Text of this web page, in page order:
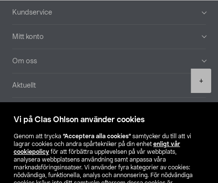
Vi på Clas Ohlson använder cookies
Genom att trycka ”Acceptera alla cookies” samtycker du till att vi
lagrar cookies och andra spårtekniker på din enhet enligt vår
cookiepolicy för att förbättra upplevelsen på vår webbplats,
analysera webbplatsens användning samt anpassa våra
marknadsföringsinsatser. Vi använder fyra kategorier av cookies:
nödvändiga, funktionella, analys och annonsering. För nödvändiga
+
Sidfot
Kundservice
Mitt konto
Om oss
Aktuellt
Hitta butik
SE NO FI